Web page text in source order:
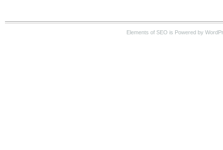
Elements of SEO is Powered by